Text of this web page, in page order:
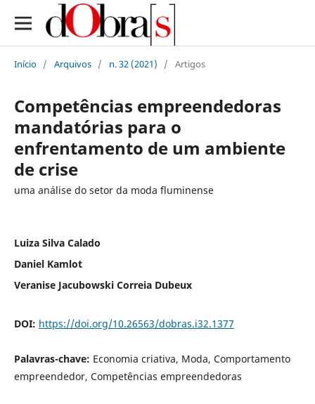
Início / Arquivos / n. 32 (2021) / Artigos
Competências empreendedoras
mandatórias para o
enfrentamento de um ambiente
de crise
uma análise do setor da moda fluminense
Luiza Silva Calado
Daniel Kamlot
Veranise Jacubowski Correia Dubeux
DOI: https://doi.org/10.26563/dobras.i32.1377
Palavras-chave: Economia criativa, Moda, Comportamento
empreendedor, Competências empreendedoras